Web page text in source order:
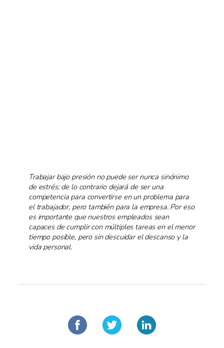
Trabajar bajo presión no puede ser nunca sinónimo
de estrés; de lo contrario dejará de ser una
competencia para convertirse en un problema para
el trabajador, pero también para la empresa. Por eso
es importante que nuestros empleados sean
capaces de cumplir con múltiples tareas en el menor
tiempo posible, pero sin descuidar el descanso y la
vida personal.